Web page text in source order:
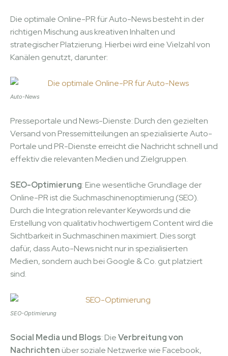
Die optimale Online-PR für Auto-News besteht in der
richtigen Mischung aus kreativen Inhalten und
strategischer Platzierung. Hierbei wird eine Vielzahl von
Kanälen genutzt, darunter:
Auto-News
Presseportale und News-Dienste: Durch den gezielten
Versand von Pressemitteilungen an spezialisierte Auto-
Portale und PR-Dienste erreicht die Nachricht schnell und
effektiv die relevanten Medien und Zielgruppen.
SEO-Optimierung: Eine wesentliche Grundlage der
Online-PR ist die Suchmaschinenoptimierung (SEO).
Durch die Integration relevanter Keywords und die
Erstellung von qualitativ hochwertigem Content wird die
Sichtbarkeit in Suchmaschinen maximiert. Dies sorgt
dafür, dass Auto-News nicht nur in spezialisierten
Medien, sondern auch bei Google & Co. gut platziert
sind.
SEO-Optimierung
Social Media und Blogs: DieVerbreitung von
Nachrichten über soziale Netzwerke wie Facebook,